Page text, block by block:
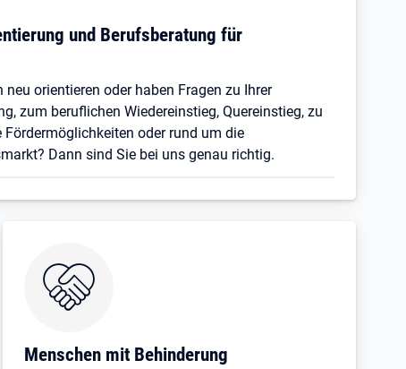
und Berufsberatung für
orientieren oder haben Fragen zu Ihrer
zum beruflichen Wiedereinstieg, Quereinstieg, zu
oder rund um die
Dann sind Sie bei uns genau richtig.
Öffnet in neuem Tab
Menschen mit Behinderung